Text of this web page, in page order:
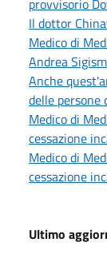
Il dottor
Medico di
Andrea
Anche
delle persone
Medico di
cessazione
Medico di
cessazione
Ultimo